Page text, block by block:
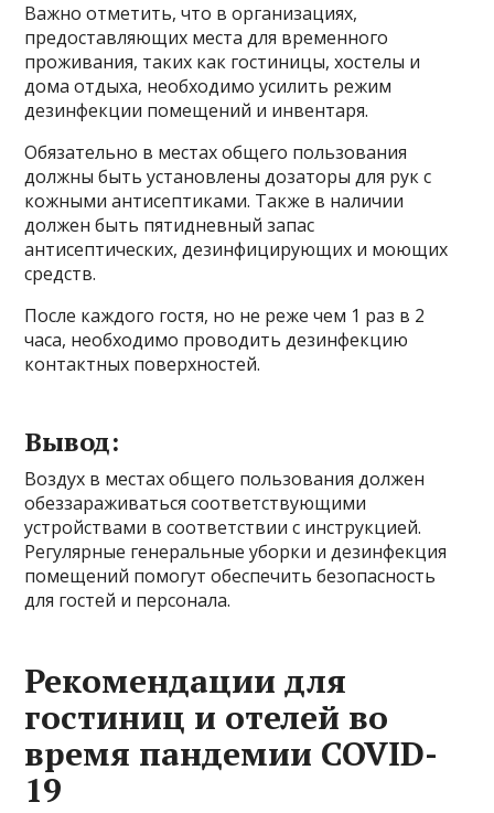
Важно отметить, что в организациях,
предоставляющих места для временного
проживания, таких как гостиницы, хостелы и
дома отдыха, необходимо усилить режим
дезинфекции помещений и инвентаря.
Обязательно в местах общего пользования
должны быть установлены дозаторы для рук с
кожными антисептиками. Также в наличии
должен быть пятидневный запас
антисептических, дезинфицирующих и моющих
средств.
После каждого гостя, но не реже чем 1 раз в 2
часа, необходимо проводить дезинфекцию
контактных поверхностей.
Вывод:
Воздух в местах общего пользования должен
обеззараживаться соответствующими
устройствами в соответствии с инструкцией.
Регулярные генеральные уборки и дезинфекция
помещений помогут обеспечить безопасность
для гостей и персонала.
Рекомендации для
гостиниц и отелей во
время пандемии COVID-
19